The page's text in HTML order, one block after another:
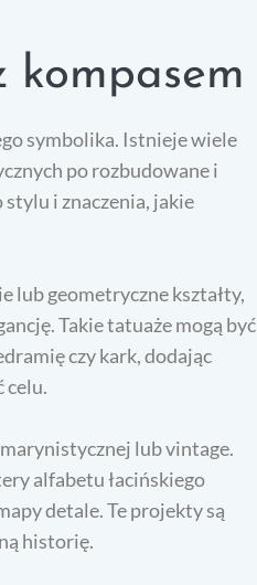
symbolika. Istnieje wiele
po rozbudowane i
i znaczenia, jakie
lub geometryczne kształty,
Takie tatuaże mogą być
czy kark, dodając
celu.
lub vintage.
alfabetu łacińskiego
detale. Te projekty są
historię.